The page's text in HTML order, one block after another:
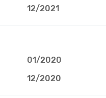
12/2021
01/2020
12/2020